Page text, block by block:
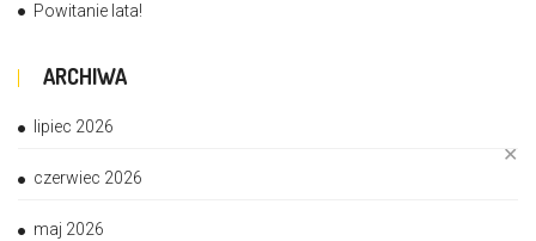
✕
Powitanie lata!
ARCHIWA
lipiec 2026
czerwiec 2026
maj 2026